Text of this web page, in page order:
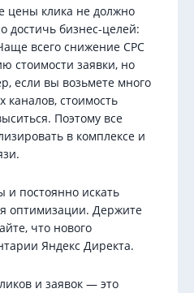
цены клика не должно
достичь бизнес-целей:
всего снижение CPC
стоимости заявки, но
если вы возьмете много
стоимость
Поэтому все
в комплексе и
и постоянно искать
оптимизации. Держите
что нового
Яндекс Директа.
и заявок — это